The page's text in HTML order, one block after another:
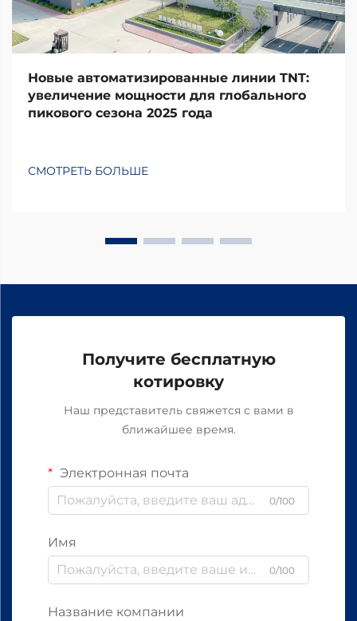
Новые автоматизированные линии TNT:
увеличение мощности для глобального
пикового сезона 2025 года
СМОТРЕТЬ БОЛЬШЕ
Получите бесплатную
котировку
Наш представитель свяжется с вами в
ближайшее время.
Электронная почта
0/100
Имя
0/100
Название компании